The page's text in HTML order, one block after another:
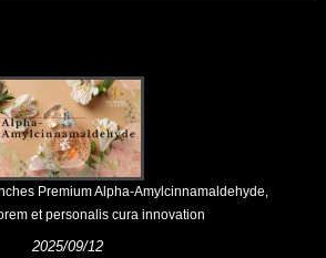
Premium Alpha-Amylcinnamaldehyde,
et personalis cura innovation
2025/09/12